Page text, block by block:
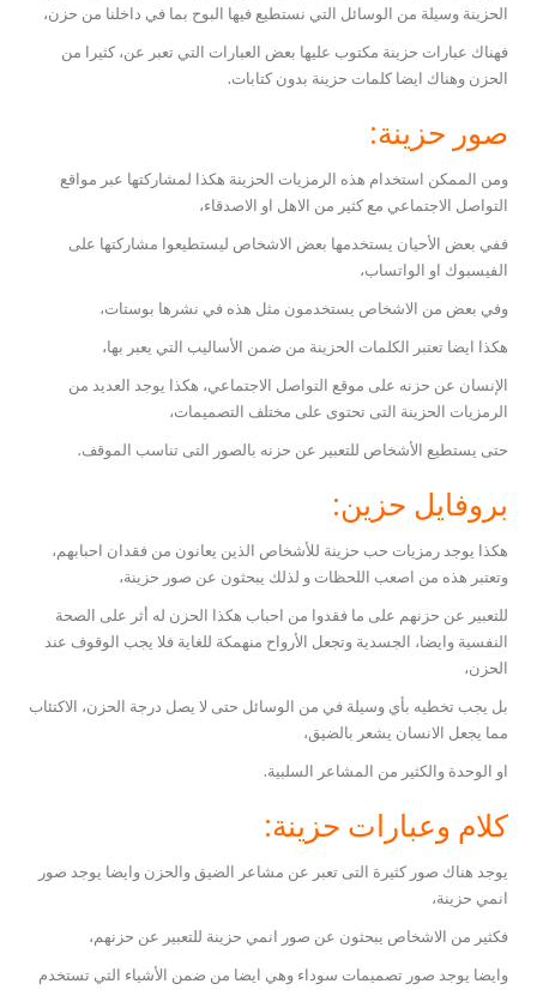
الحزينة وسيلة من الوسائل التي نستطيع فيها البوح بما في داخلنا من حزن،
فهناك عبارات حزينة مكتوب عليها بعض العبارات التي تعبر عن، كثيرا من
الحزن وهناك ايضا كلمات حزينة بدون كتابات.
صور حزينة:
ومن الممكن استخدام هذه الرمزيات الحزينة هكذا لمشاركتها عبر مواقع
التواصل الاجتماعي مع كثير من الاهل او الاصدقاء،
ففي بعض الأحيان يستخدمها بعض الاشخاص ليستطيعوا مشاركتها على
الفيسبوك او الواتساب،
وفي بعض من الاشخاص يستخدمون مثل هذه في نشرها بوستات،
هكذا ايضا تعتبر الكلمات الحزينة من ضمن الأساليب التي يعبر بها،
الإنسان عن حزنه على موقع التواصل الاجتماعي، هكذا يوجد العديد من
الرمزيات الحزينة التى تحتوى على مختلف التصميمات،
حتى يستطيع الأشخاص للتعبير عن حزنه بالصور التى تناسب الموقف.
بروفايل حزين:
هكذا يوجد رمزيات حب حزينة للأشخاص الذين يعانون من فقدان احبابهم،
وتعتبر هذه من اصعب اللحظات و لذلك يبحثون عن صور حزينة،
للتعبير عن حزنهم على ما فقدوا من احباب هكذا الحزن له أثر على الصحة
النفسية وايضا، الجسدية وتجعل الأرواح منهمكة للغاية فلا يجب الوقوف عند
الحزن،
بل يجب تخطيه بأي وسيلة في من الوسائل حتى لا يصل درجة الحزن، الاكتئاب
مما يجعل الانسان يشعر بالضيق،
او الوحدة والكثير من المشاعر السلبية.
كلام وعبارات حزينة:
يوجد هناك صور كثيرة التى تعبر عن مشاعر الضيق والحزن وايضا يوجد صور
انمي حزينة،
فكثير من الاشخاص يبحثون عن صور انمي حزينة للتعبير عن حزنهم،
وايضا يوجد صور تصميمات سوداء وهي ايضا من ضمن الأشياء التي تستخدم